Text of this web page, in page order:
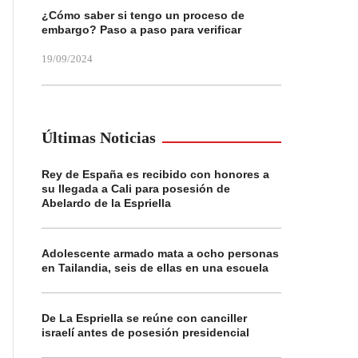
¿Cómo saber si tengo un proceso de
embargo? Paso a paso para verificar
19/09/2024
Últimas Noticias
Rey de España es recibido con honores a
su llegada a Cali para posesión de
Abelardo de la Espriella
Adolescente armado mata a ocho personas
en Tailandia, seis de ellas en una escuela
De La Espriella se reúne con canciller
israelí antes de posesión presidencial